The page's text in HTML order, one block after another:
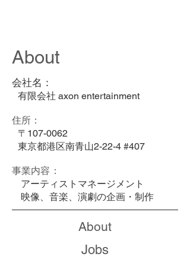
About
会社名：
有限会社 axon entertainment
​住所：
〒107-0062
東京都港区南青山2-22-4 #407
事業内容：
アーティストマネージメント
映像、音楽、演劇の企画・制作
About
Jobs